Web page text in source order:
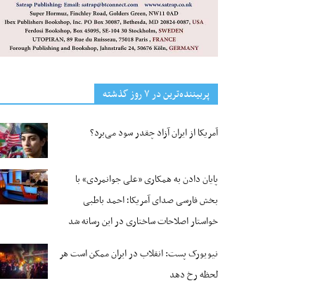
پربیننده‌ترین‌ در ۷ روز گذشته
آمریکا از ایران آزاد چقدر سود می‌برد؟
پایان دادن به همکاری «علی جوانمردی» با
بخش فارسی صدای آمریکا؛ احمد باطبی
خواستار اصلاحات ساختاری در این رسانه شد
نیویورک پست: انقلاب در ایران ممکن است هر
لحظه رخ دهد